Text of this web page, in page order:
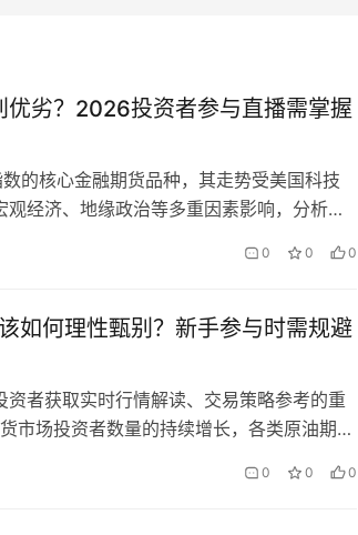
优劣？2026投资者参与直播需掌握
的核心金融期货品种，其走势受美国科技
经济、地缘政治等多重因素影响，分析难
指导等核心价值，成为越来越多投资者获取
0 0 0
如何理性甄别？新手参与时需规避
者获取实时行情解读、交易策略参考的重
市场投资者数量的持续增长，各类原油期货
门指导和策略参考，帮助新手快速熟悉市
0 0 0